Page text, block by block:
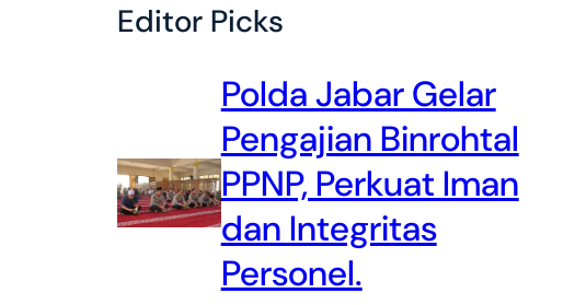
Editor Picks
Polda Jabar Gelar
Pengajian Binrohtal
PPNP, Perkuat Iman
dan Integritas
Personel.